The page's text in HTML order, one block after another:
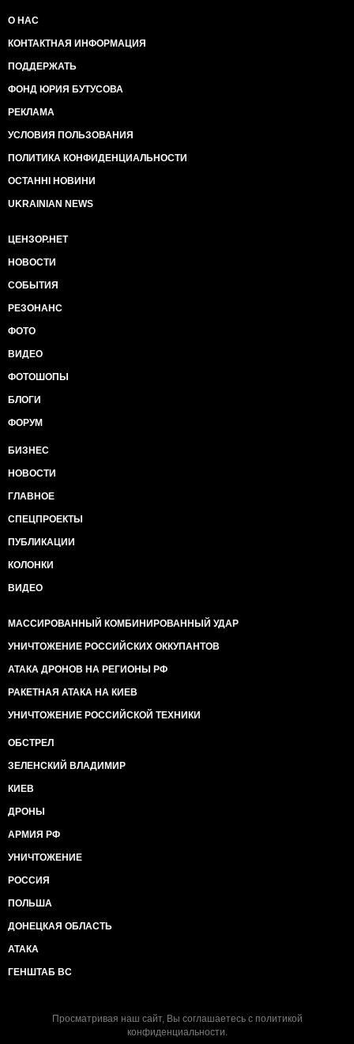
О НАС
КОНТАКТНАЯ ИНФОРМАЦИЯ
ПОДДЕРЖАТЬ
ФОНД ЮРИЯ БУТУСОВА
РЕКЛАМА
УСЛОВИЯ ПОЛЬЗОВАНИЯ
ПОЛИТИКА КОНФИДЕНЦИАЛЬНОСТИ
ОСТАННІ НОВИНИ
UKRAINIAN NEWS
ЦЕНЗОР.НЕТ
НОВОСТИ
СОБЫТИЯ
РЕЗОНАНС
ФОТО
ВИДЕО
ФОТОШОПЫ
БЛОГИ
ФОРУМ
БИЗНЕС
НОВОСТИ
ГЛАВНОЕ
СПЕЦПРОЕКТЫ
ПУБЛИКАЦИИ
КОЛОНКИ
ВИДЕО
МАССИРОВАННЫЙ КОМБИНИРОВАННЫЙ УДАР
УНИЧТОЖЕНИЕ РОССИЙСКИХ ОККУПАНТОВ
АТАКА ДРОНОВ НА РЕГИОНЫ РФ
РАКЕТНАЯ АТАКА НА КИЕВ
УНИЧТОЖЕНИЕ РОССИЙСКОЙ ТЕХНИКИ
ОБСТРЕЛ
ЗЕЛЕНСКИЙ ВЛАДИМИР
КИЕВ
ДРОНЫ
АРМИЯ РФ
УНИЧТОЖЕНИЕ
РОССИЯ
ПОЛЬША
ДОНЕЦКАЯ ОБЛАСТЬ
АТАКА
ГЕНШТАБ ВС
Просматривая наш сайт, Вы соглашаетесь с политикой
конфиденциальности.